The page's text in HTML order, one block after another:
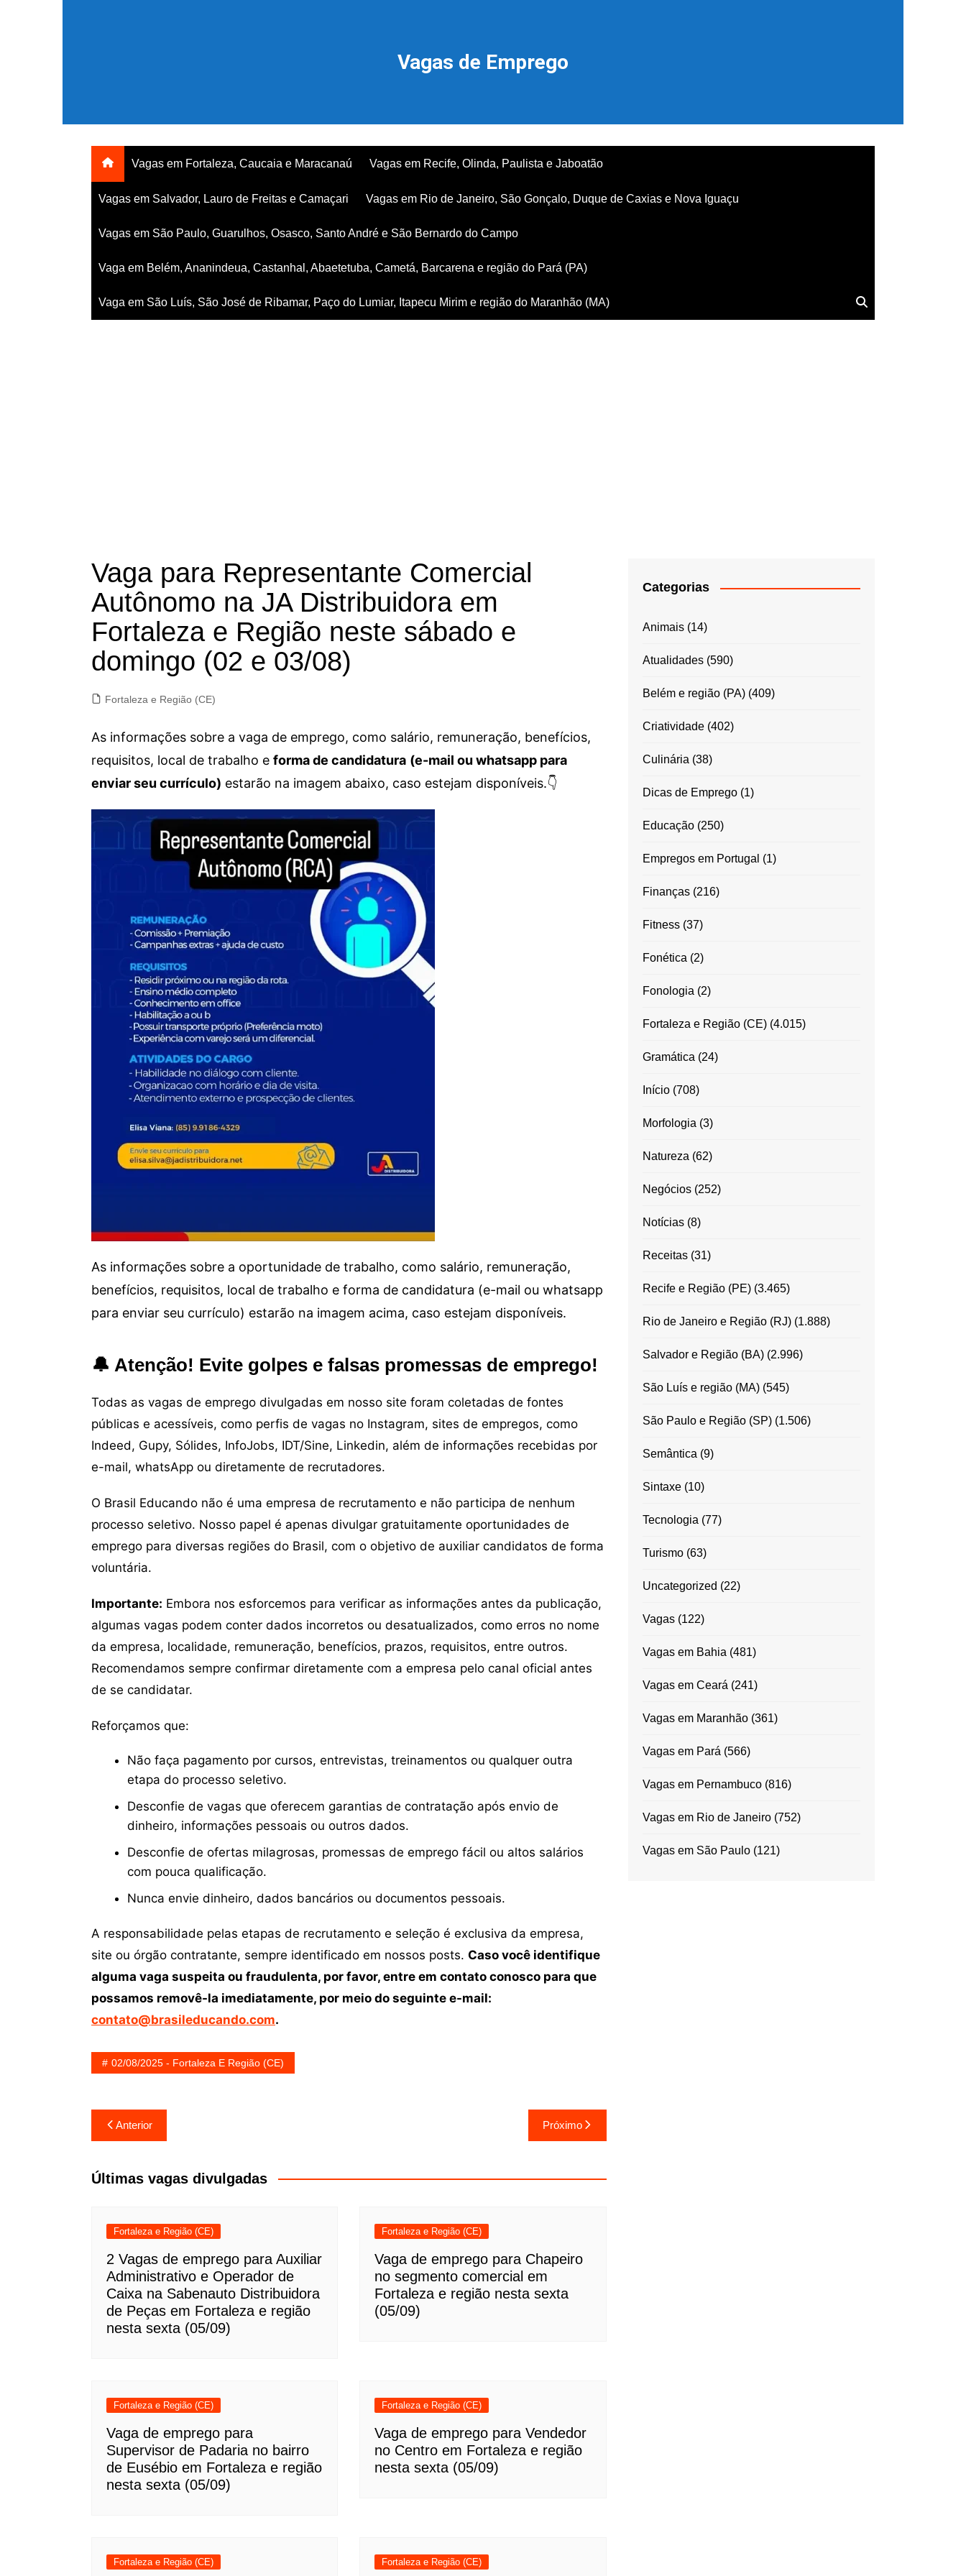
Vagas de Emprego
Vagas em Fortaleza, Caucaia e Maracanaú Vagas em Recife, Olinda, Paulista e Jaboatão
Vagas em Salvador, Lauro de Freitas e Camaçari Vagas em Rio de Janeiro, São Gonçalo, Duque de Caxias e Nova Iguaçu
Vagas em São Paulo, Guarulhos, Osasco, Santo André e São Bernardo do Campo
Vaga em Belém, Ananindeua, Castanhal, Abaetetuba, Cametá, Barcarena e região do Pará (PA)
Vaga em São Luís, São José de Ribamar, Paço do Lumiar, Itapecu Mirim e região do Maranhão (MA)
Vaga para Representante Comercial
Autônomo na JA Distribuidora em
Fortaleza e Região neste sábado e
domingo (02 e 03/08)
Fortaleza e Região (CE)
As informações sobre a vaga de emprego, como salário, remuneração, benefícios,
requisitos, local de trabalho e forma de candidatura (e-mail ou whatsapp para
enviar seu currículo) estarão na imagem abaixo, caso estejam disponíveis.👇
As informações sobre a oportunidade de trabalho, como salário, remuneração,
benefícios, requisitos, local de trabalho e forma de candidatura (e-mail ou whatsapp
para enviar seu currículo) estarão na imagem acima, caso estejam disponíveis.
🔔 Atenção! Evite golpes e falsas promessas de emprego!
Todas as vagas de emprego divulgadas em nosso site foram coletadas de fontes
públicas e acessíveis, como perfis de vagas no Instagram, sites de empregos, como
Indeed, Gupy, Sólides, InfoJobs, IDT/Sine, Linkedin, além de informações recebidas por
e-mail, whatsApp ou diretamente de recrutadores.
O Brasil Educando não é uma empresa de recrutamento e não participa de nenhum
processo seletivo. Nosso papel é apenas divulgar gratuitamente oportunidades de
emprego para diversas regiões do Brasil, com o objetivo de auxiliar candidatos de forma
voluntária.
Importante: Embora nos esforcemos para verificar as informações antes da publicação,
algumas vagas podem conter dados incorretos ou desatualizados, como erros no nome
da empresa, localidade, remuneração, benefícios, prazos, requisitos, entre outros.
Recomendamos sempre confirmar diretamente com a empresa pelo canal oficial antes
de se candidatar.
Reforçamos que:
Não faça pagamento por cursos, entrevistas, treinamentos ou qualquer outra
etapa do processo seletivo.
Desconfie de vagas que oferecem garantias de contratação após envio de
dinheiro, informações pessoais ou outros dados.
Desconfie de ofertas milagrosas, promessas de emprego fácil ou altos salários
com pouca qualificação.
Nunca envie dinheiro, dados bancários ou documentos pessoais.
A responsabilidade pelas etapas de recrutamento e seleção é exclusiva da empresa,
site ou órgão contratante, sempre identificado em nossos posts. Caso você identifique
alguma vaga suspeita ou fraudulenta, por favor, entre em contato conosco para que
possamos removê-la imediatamente, por meio do seguinte e-mail:
contato@brasileducando.com.
02/08/2025 - Fortaleza E Região (CE)
Navegação
de
Post
Anterior Próximo
Últimas vagas divulgadas
Fortaleza e Região (CE)
2 Vagas de emprego para Auxiliar
Administrativo e Operador de
Caixa na Sabenauto Distribuidora
de Peças em Fortaleza e região
nesta sexta (05/09)
Fortaleza e Região (CE)
Vaga de emprego para Chapeiro
no segmento comercial em
Fortaleza e região nesta sexta
(05/09)
Fortaleza e Região (CE)
Vaga de emprego para
Supervisor de Padaria no bairro
de Eusébio em Fortaleza e região
nesta sexta (05/09)
Fortaleza e Região (CE)
Vaga de emprego para Vendedor
no Centro em Fortaleza e região
nesta sexta (05/09)
Fortaleza e Região (CE) Fortaleza e Região (CE)
Categorias
Animais(14)
Atualidades(590)
Belém e região (PA)(409)
Criatividade(402)
Culinária (38)
Dicas de Emprego(1)
Educação(250)
Empregos em Portugal (1)
Finanças(216)
Fitness(37)
Fonética (2)
Fonologia (2)
Fortaleza e Região (CE)(4.015)
Gramática (24)
Início(708)
Morfologia (3)
Natureza (62)
Negócios(252)
Notícias(8)
Receitas(31)
Recife e Região (PE)(3.465)
Rio de Janeiro e Região (RJ)(1.888)
Salvador e Região (BA)(2.996)
São Luís e região (MA)(545)
São Paulo e Região (SP)(1.506)
Semântica (9)
Sintaxe(10)
Tecnologia (77)
Turismo(63)
Uncategorized (22)
Vagas(122)
Vagas em Bahia (481)
Vagas em Ceará (241)
Vagas em Maranhão(361)
Vagas em Pará (566)
Vagas em Pernambuco(816)
Vagas em Rio de Janeiro(752)
Vagas em São Paulo(121)